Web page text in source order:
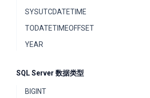
SYSUTCDATETIME
TODATETIMEOFFSET
YEAR
SQL Server 数据类型
BIGINT